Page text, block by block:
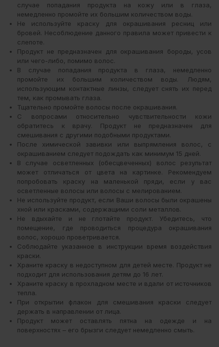
случае попадания продукта на кожу или в глаза,
немедленно промойте их большим количеством воды.
Не используйте краску для окрашивания ресниц или
бровей. Несоблюдение данного правила может привести к
слепоте.
Продукт не предназначен для окрашивания бороды, усов
или чего-либо, помимо волос.
В случае попадания продукта в глаза, немедленно
промойте их большим количеством воды. Людям,
использующим контактные линзы, следует снять их перед
тем, как промывать глаза.
Тщательно промойте волосы после окрашивания.
С вопросами относительно чувствительности кожи
обратитесь к врачу. Продукт не предназначен для
смешивания с другими подобными продуктами.
После химической завивки или выпрямления волос, с
окрашиванием следует подождать как минимум 15 дней.
В случае осветленных (обесцвеченных) волос результат
может отличаться от цвета на картинке. Рекомендуем
попробовать краску на маленькой пряди, если у вас
осветленные волосы или волосы с мелированием.
Не используйте продукт, если Ваши волосы были окрашены
хной или красками, содержащими соли металлов.
Не вдыхайте и не глотайте продукт. Убедитесь, что
помещение, где проводиться процедура окрашивания
волос, хорошо проветривается.
Соблюдайте указанное в инструкции время воздействия
краски.
Храните краску в недоступном для детей месте. Продукт не
подходит для использования детям до 16 лет.
Храните краску в прохладном месте и вдали от источников
тепла.
При открытии флакон для смешивания краски следует
держать в направлении от лица.
Продукт может оставлять пятна на одежде и на
поверхностях – его брызги следует немедленно смыть.